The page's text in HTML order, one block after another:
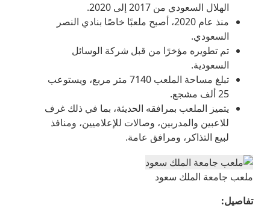
الهلال السعودي من 2017 إلى 2020.
منذ عام 2020، أصبح ملعبًا خاصًا بنادي النصر
السعودي.
تم تطويره مؤخرًا من قبل شركة الوسائل
السعودية.
تبلغ مساحة الملعب 7140 متر مربع، ويستوعب
25 ألف مشجع.
يتميز الملعب بمرافقه الحديثة، بما في ذلك غرف
للاعبين والمدربين، وصالات للإعلاميين، ومنافذ
لبيع التذاكر، ومرافق عامة.
ملعب جامعة الملك سعود
تفاصيل: